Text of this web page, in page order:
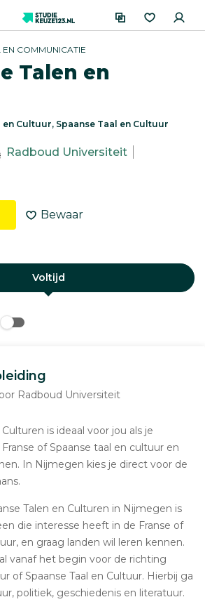
COMMUNICATIE
Talen en
en Cultuur, Spaanse Taal en Cultuur
Radboud Universiteit
Bewaar
Voltijd
Radboud Universiteit
is ideaal voor jou als je
of Spaanse taal en cultuur en
In Nijmegen kies je direct voor de
Talen en Culturen in Nijmegen is
die interesse heeft in de Franse of
en graag landen wil leren kennen.
vanaf het begin voor de richting
of Spaanse Taal en Cultuur. Hierbij ga
politiek, geschiedenis en literatuur.